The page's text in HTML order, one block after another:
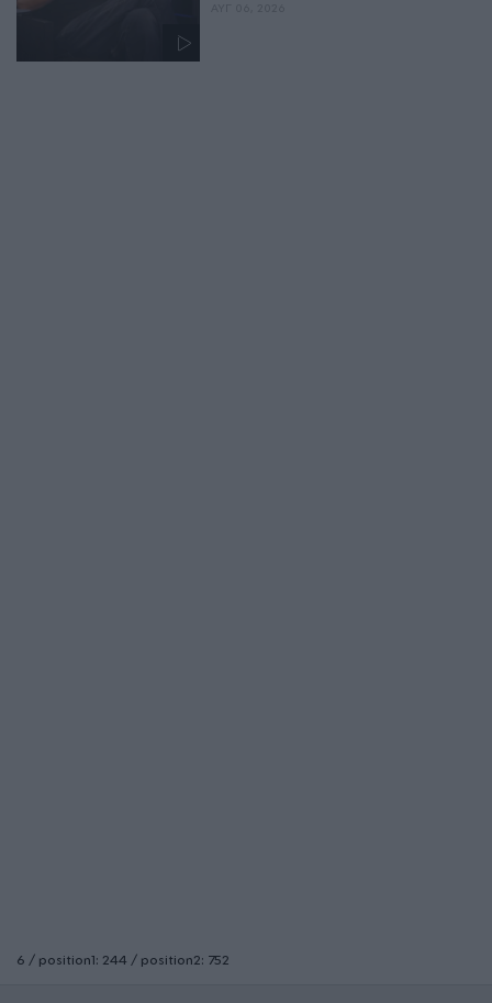
6 / position1: 244 / position2: 752